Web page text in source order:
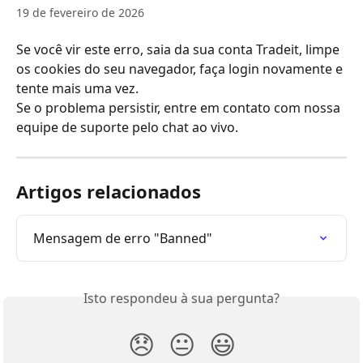
19 de fevereiro de 2026
Se você vir este erro, saia da sua conta Tradeit, limpe
os cookies do seu navegador, faça login novamente e
tente mais uma vez.
Se o problema persistir, entre em contato com nossa
equipe de suporte pelo chat ao vivo.
Artigos relacionados
Mensagem de erro "Banned"
Isto respondeu à sua pergunta?
😞 😐 😃